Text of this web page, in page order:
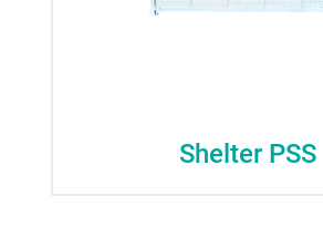
Shelter PSS